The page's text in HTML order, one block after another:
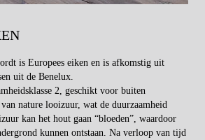
is Europees eiken en is afkomstig uit
uit de Benelux.
2, geschikt voor buiten
nature looizuur, wat de duurzaamheid
kan het hout gaan “bloeden”, waardoor
kunnen ontstaan. Na verloop van tijd